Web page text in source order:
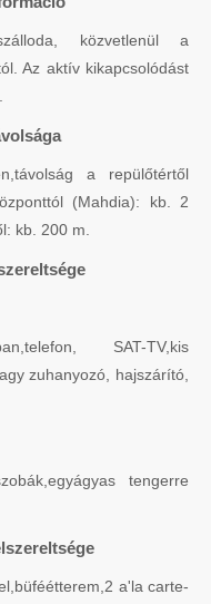
közvetlenül a
Az aktív kikapcsolódást
a repülőtértől
(Mahdia): kb. 2
kb. 200 m.
SAT-TV,kis
zuhanyozó, hajszárító,
tengerre
a'la carte-